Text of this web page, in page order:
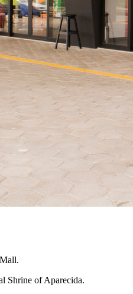
Shrine of Aparecida.